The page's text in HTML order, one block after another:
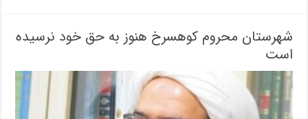
شهرستان محروم کوهسرخ هنوز به حق خود نرسیده
است